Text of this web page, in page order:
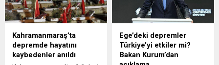
Kahramanmaraş’ta
depremde hayatını
kaybedenler anıldı
Ege’deki depremler
Türkiye’yi etkiler mi?
Bakan Kurum’dan